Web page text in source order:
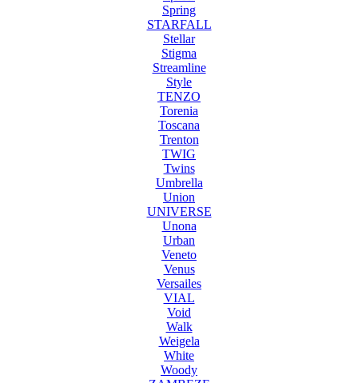
Spring
STARFALL
Stellar
Stigma
Streamline
Style
TENZO
Torenia
Toscana
Trenton
TWIG
Twins
Umbrella
Union
UNIVERSE
Unona
Urban
Veneto
Venus
Versailes
VIAL
Void
Walk
Weigela
White
Woody